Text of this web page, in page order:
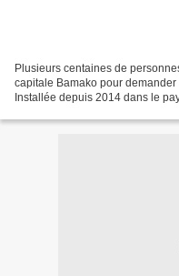
Plusieurs centaines de
capitale Bamako pour
Installée depuis 2014 dans le